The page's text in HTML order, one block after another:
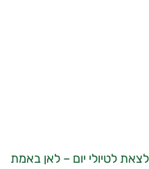
לטיולי יום – לאן באמת